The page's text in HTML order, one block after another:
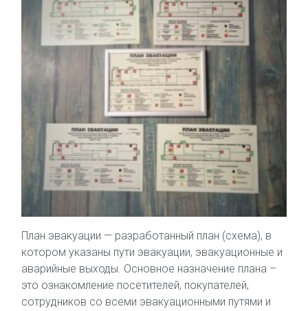
План эвакуации — разработанный план (схема), в
котором указаны пути эвакуации, эвакуационные и
аварийные выходы. Основное назначение плана –
это ознакомление посетителей, покупателей,
сотрудников со всеми эвакуационными путями и